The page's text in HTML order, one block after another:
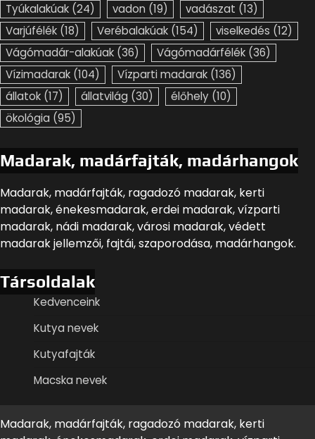
Tyúkalakúak (24) vadon (19) vadászat (13)
Varjúfélék (18) Verébalakúak (154) viselkedés (12)
Vágómadár-alakúak (36) Vágómadárfélék (36)
Vízimadarak (104) Vízparti madarak (136)
állatok (17) állatvilág (30) élőhely (10)
ökológia (95)
Madarak, madárfajták, madárhangok
Madarak, madárfajták, ragadozó madarak, kerti
madarak, énekesmadarak, erdei madarak, vízparti
madarak, nádi madarak, városi madarak, védett
madarak jellemzői, fajtái, szaporodása, madárhangok.
Társoldalak
Kedvenceink
Kutya nevek
Kutyafajták
Macska nevek
Madarak, madárfajták, ragadozó madarak, kerti